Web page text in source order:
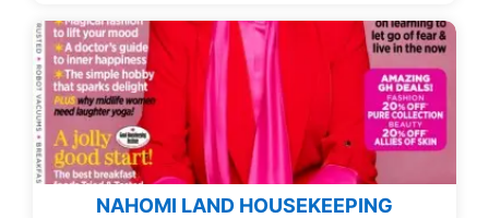
NAHOMI LAND HOUSEKEEPING